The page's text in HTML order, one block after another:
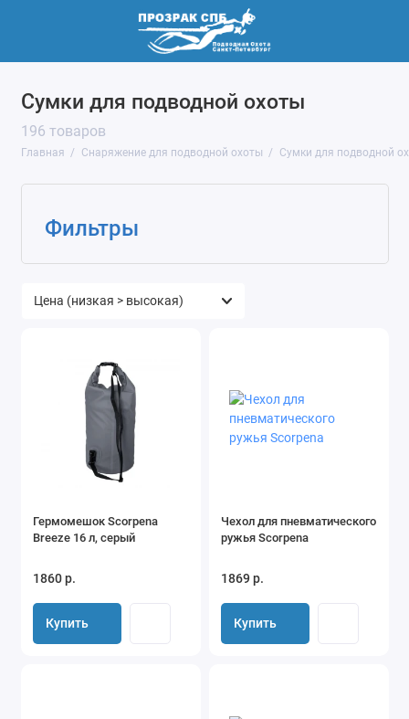
Сумки для подводной охоты
196 товаров
Главная Снаряжение для подводной охоты Сумки для подводной
Фильтры
Гермомешок Scorpena
Breeze 16 л, серый
1860 р.
Купить
Чехол для пневматического
ружья Scorpena
1869 р.
Купить